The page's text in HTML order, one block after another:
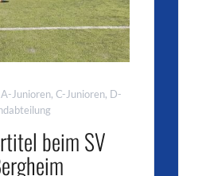
A-Junioren, C-Junioren, D-
beim SV